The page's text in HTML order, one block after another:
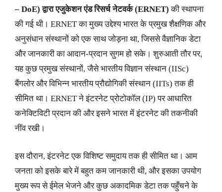
– DoE) द्वारा एजुकेशन एंड रिसर्च नेटवर्क (ERNET) की स्थापना
की गई थी। ERNET का मुख्य उद्देश्य भारत के प्रमुख शैक्षणिक और
अनुसंधान संस्थानों को एक साथ जोड़ना था, जिससे वैज्ञानिक डेटा
और जानकारी का आदान-प्रदान सुगम हो सके। शुरुआती तौर पर,
यह कुछ प्रमुख संस्थानों, जैसे भारतीय विज्ञान संस्थान (IISc)
बैंगलोर और विभिन्न भारतीय प्रौद्योगिकी संस्थान (IITs) तक ही
सीमित था। ERNET ने इंटरनेट प्रोटोकॉल (IP) पर आधारित
कनेक्टिविटी प्रदान की और इसने भारत में इंटरनेट की तकनीकी
नींव रखी।
इस दौरान, इंटरनेट एक विशिष्ट समुदाय तक ही सीमित था। आम
जनता को इसके बारे में बहुत कम जानकारी थी, और इसका उपयोग
मुख्य रूप से ईमेल भेजने और कुछ अकादमिक डेटा तक पहुँचने के